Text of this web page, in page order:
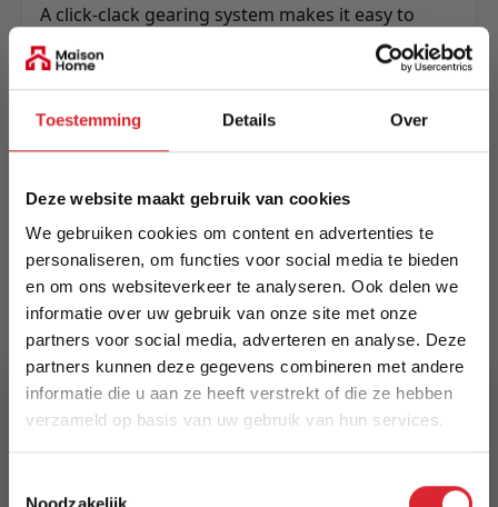
Toestemming Details Over
Deze website maakt gebruik van cookies
We gebruiken cookies om content en advertenties te
personaliseren, om functies voor social media te bieden
en om ons websiteverkeer te analyseren. Ook delen we
informatie over uw gebruik van onze site met onze
partners voor social media, adverteren en analyse. Deze
partners kunnen deze gegevens combineren met andere
informatie die u aan ze heeft verstrekt of die ze hebben
verzameld op basis van uw gebruik van hun services.
Noodzakelijk
A click-clack gearing system makes it easy to
adjust whether in sit, lounge or sleep mode.
Made on a strong and durable metal frame.
Meer informatie
Merk
Innovation Living
EAN
5700110882644
Prijs
€ 1.998,00
Levertijd